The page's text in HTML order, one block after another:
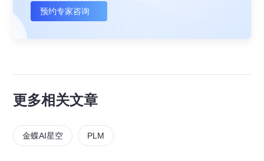
预约专家咨询
更多相关文章
金蝶AI星空 PLM